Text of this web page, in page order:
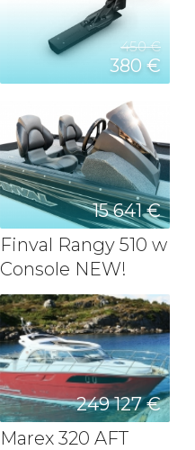
450 €
380 €
15 641 €
Finval Rangy 510 w
Console NEW!
249 127 €
Marex 320 AFT